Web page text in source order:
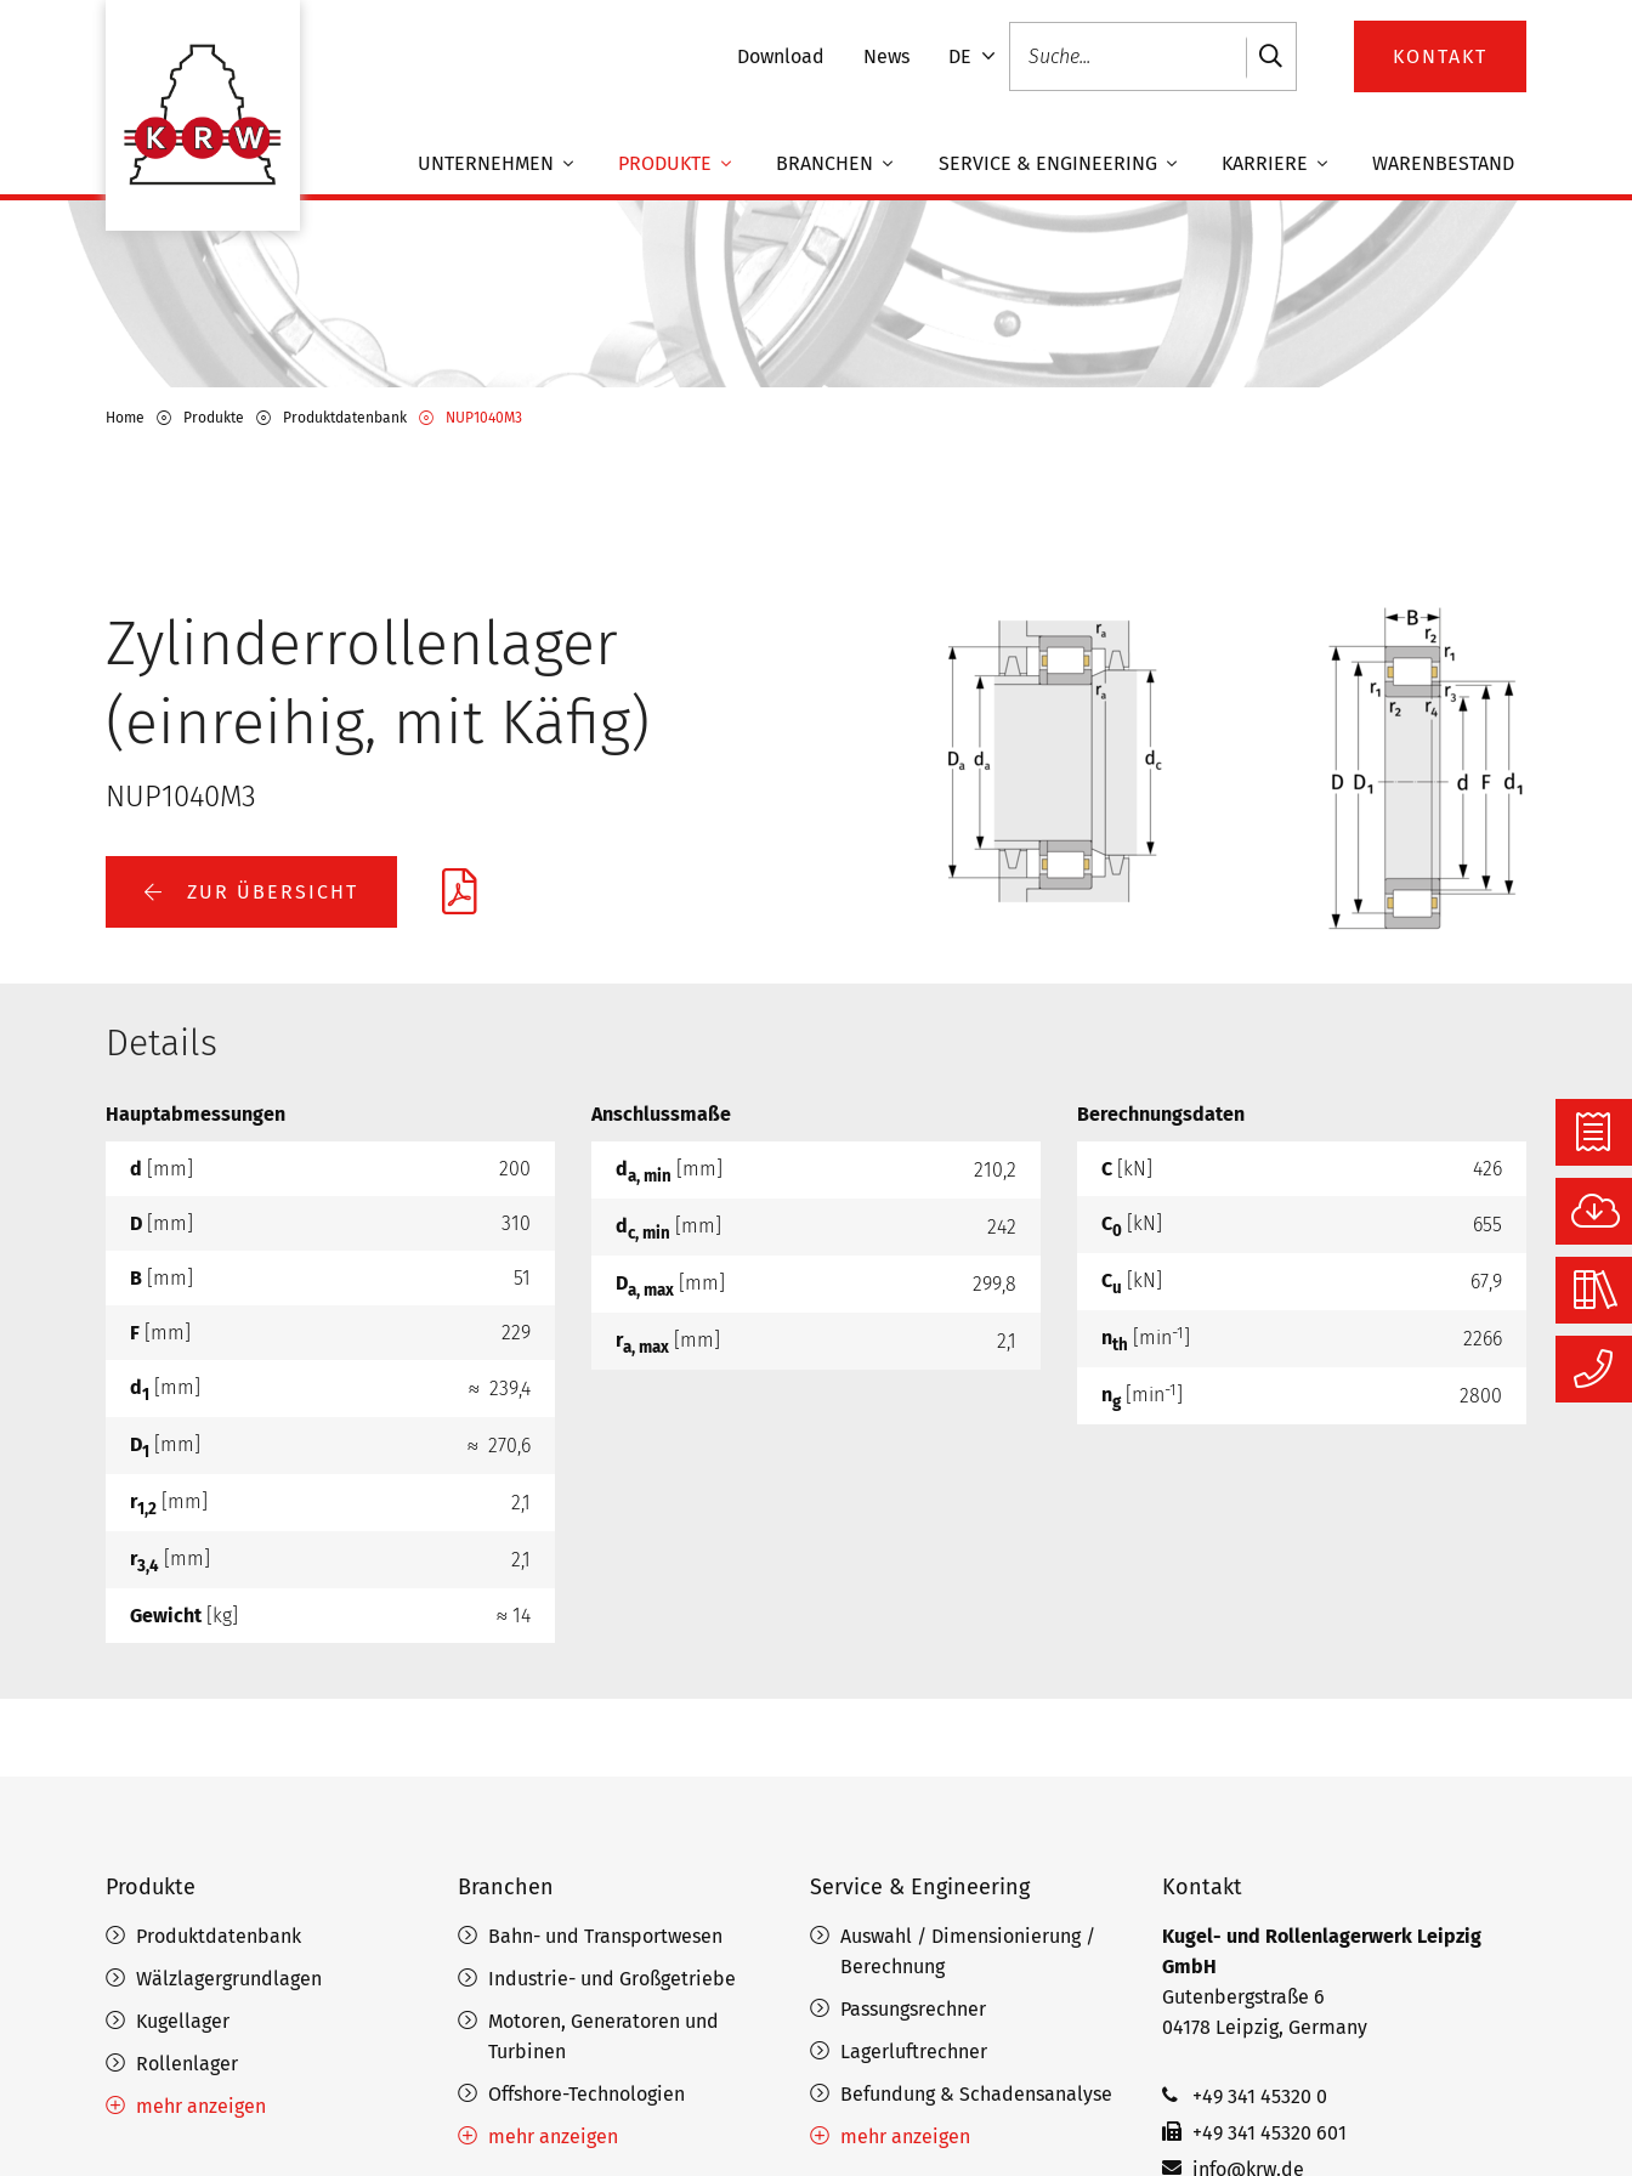
Download News DE KONTAKT
UNTERNEHMEN PRODUKTE BRANCHEN SERVICE & ENGINEERING KARRIERE WARENBESTAND
Home Produkte Produktdatenbank NUP1040M3
Zylinderrollenlager
(einreihig, mit Käfig)
NUP1040M3
ZUR ÜBERSICHT
Details
Hauptabmessungen
d [mm] 200
D [mm] 310
B [mm] 51
F [mm] 229
d1 [mm] ≈ 239,4
D1 [mm] ≈ 270,6
r1,2 [mm] 2,1
r3,4 [mm] 2,1
Gewicht [kg] ≈ 14
Anschlussmaße
da, min [mm] 210,2
dc, min [mm] 242
Da, max [mm] 299,8
ra, max [mm] 2,1
Berechnungsdaten
C [kN] 426
C0 [kN] 655
Cu [kN] 67,9
nth [min-1 2266
ng[min-1 2800
Produkte
Produktdatenbank
Wälzlagergrundlagen
Kugellager
Rollenlager
mehr anzeigen
Branchen
Bahn- und Transportwesen
Industrie- und Großgetriebe
Motoren, Generatoren und
Turbinen
Offshore-Technologien
mehr anzeigen
Service & Engineering
Auswahl / Dimensionierung /
Berechnung
Passungsrechner
Lagerluftrechner
Befundung & Schadensanalyse
mehr anzeigen
Kontakt
Kugel- und Rollenlagerwerk Leipzig
GmbH
Gutenbergstraße 6
04178 Leipzig, Germany
+49 341 45320 0
+49 341 45320 601
info@krw.de